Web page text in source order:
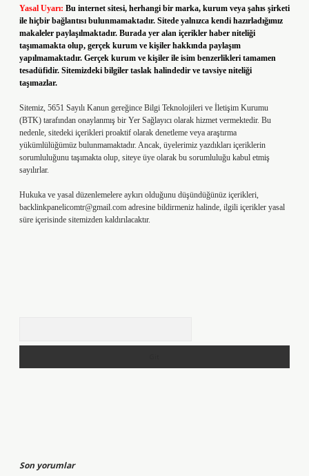
Yasal Uyarı: Bu internet sitesi, herhangi bir marka, kurum veya şahıs şirketi
ile hiçbir bağlantısı bulunmamaktadır. Sitede yalnızca kendi hazırladığımız
makaleler paylaşılmaktadır. Burada yer alan içerikler haber niteliği
taşımamakta olup, gerçek kurum ve kişiler hakkında paylaşım
yapılmamaktadır. Gerçek kurum ve kişiler ile isim benzerlikleri tamamen
tesadüfidir. Sitemizdeki bilgiler taslak halindedir ve tavsiye niteliği
taşımazlar.
Sitemiz, 5651 Sayılı Kanun gereğince Bilgi Teknolojileri ve İletişim Kurumu
(BTK) tarafından onaylanmış bir Yer Sağlayıcı olarak hizmet vermektedir. Bu
nedenle, sitedeki içerikleri proaktif olarak denetleme veya araştırma
yükümlülüğümüz bulunmamaktadır. Ancak, üyelerimiz yazdıkları içeriklerin
sorumluluğunu taşımakta olup, siteye üye olarak bu sorumluluğu kabul etmiş
sayılırlar.
Hukuka ve yasal düzenlemelere aykırı olduğunu düşündüğünüz içerikleri,
backlinkpanelicomtr@gmail.com adresine bildirmeniz halinde, ilgili içerikler yasal
süre içerisinde sitemizden kaldırılacaktır.
Son yorumlar